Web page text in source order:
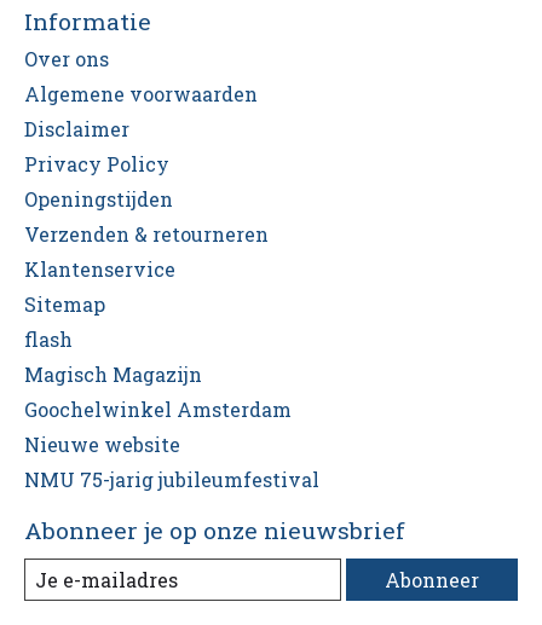
Informatie
Over ons
Algemene voorwaarden
Disclaimer
Privacy Policy
Openingstijden
Verzenden & retourneren
Klantenservice
Sitemap
flash
Magisch Magazijn
Goochelwinkel Amsterdam
Nieuwe website
NMU 75-jarig jubileumfestival
Abonneer je op onze nieuwsbrief
Abonneer